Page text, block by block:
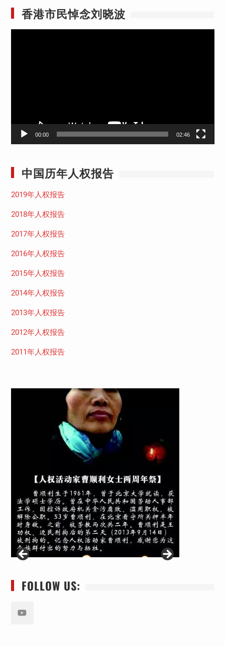
香港市民悼念刘晓波
00:00 02:46
中国历年人权报告
2019年人权报告
2018年人权报告
2017年人权报告
2016年人权报告
2015年人权报告
2014年人权报告
2013年人权报告
2012年人权报告
2011年人权报告
FOLLOW US: